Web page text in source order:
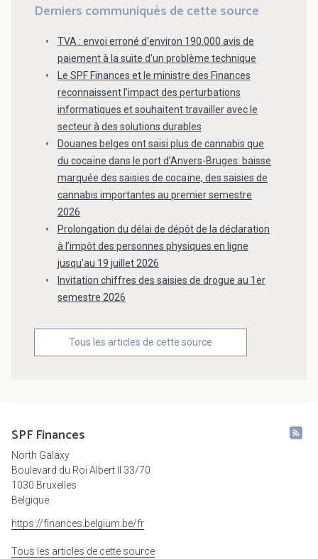
Derniers communiqués de cette source
TVA : envoi erroné d'environ 190.000 avis de
paiement à la suite d'un problème technique
Le SPF Finances et le ministre des Finances
reconnaissent l’impact des perturbations
informatiques et souhaitent travailler avec le
secteur à des solutions durables
Douanes belges ont saisi plus de cannabis que
du cocaïne dans le port d’Anvers-Bruges: baisse
marquée des saisies de cocaïne, des saisies de
cannabis importantes au premier semestre
2026
Prolongation du délai de dépôt de la déclaration
à l’impôt des personnes physiques en ligne
jusqu’au 19 juillet 2026
Invitation chiffres des saisies de drogue au 1er
semestre 2026
Tous les articles de cette source
SPF Finances
North Galaxy
Boulevard du Roi Albert II 33/70
1030 Bruxelles
Belgique
https://finances.belgium.be/fr
Tous les articles de cette source